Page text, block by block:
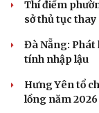
Thí điểm
sở thủ tục
Đà Nẵng: Phát
tính nhập lậu
Hưng Yên tổ
lồng năm 2026